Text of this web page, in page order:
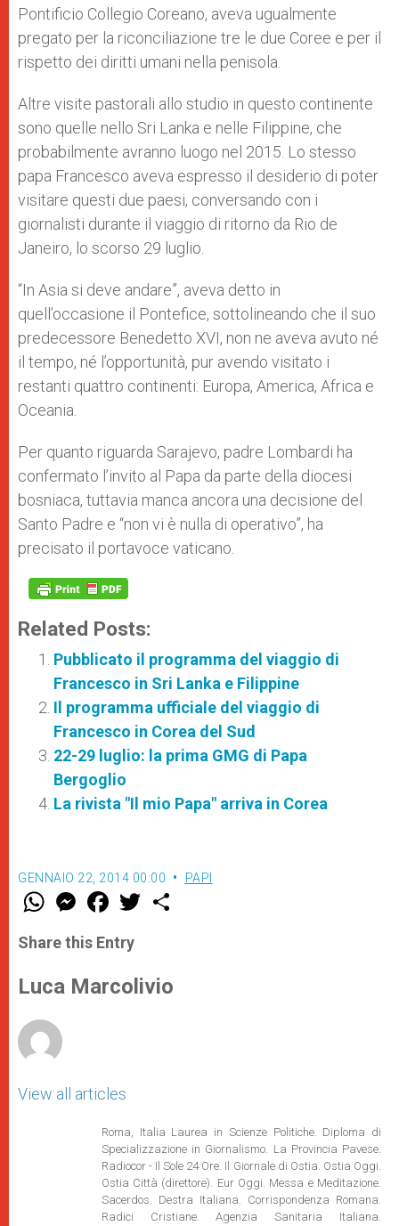
Pontificio Collegio Coreano, aveva ugualmente
pregato per la riconciliazione tre le due Coree e per il
rispetto dei diritti umani nella penisola.
Altre visite pastorali allo studio in questo continente
sono quelle nello Sri Lanka e nelle Filippine, che
probabilmente avranno luogo nel 2015. Lo stesso
papa Francesco aveva espresso il desiderio di poter
visitare questi due paesi, conversando con i
giornalisti durante il viaggio di ritorno da Rio de
Janeiro, lo scorso 29 luglio.
“In Asia si deve andare”, aveva detto in
quell’occasione il Pontefice, sottolineando che il suo
predecessore Benedetto XVI, non ne aveva avuto né
il tempo, né l’opportunità, pur avendo visitato i
restanti quattro continenti: Europa, America, Africa e
Oceania.
Per quanto riguarda Sarajevo, padre Lombardi ha
confermato l’invito al Papa da parte della diocesi
bosniaca, tuttavia manca ancora una decisione del
Santo Padre e “non vi è nulla di operativo”, ha
precisato il portavoce vaticano.
Related Posts:
Pubblicato il programma del viaggio di
Francesco in Sri Lanka e Filippine
Il programma ufficiale del viaggio di
Francesco in Corea del Sud
22-29 luglio: la prima GMG di Papa
Bergoglio
La rivista "Il mio Papa" arriva in Corea
GENNAIO 22, 2014 00:00 PAPI
W
t
s
p
p
M
e
s
e
g
e
F
a
e
b
o
k
w
r
Share this Entry
Luca Marcolivio
View all articles
Roma, Italia Laurea in Scienze Politiche. Diploma di
Specializzazione in Giornalismo. La Provincia Pavese.
Radiocor - Il Sole 24 Ore. Il Giornale di Ostia. Ostia Oggi.
Ostia Città (direttore). Eur Oggi. Messa e Meditazione.
Sacerdos. Destra Italiana. Corrispondenza Romana.
Radici Cristiane. Agenzia Sanitaria Italiana.